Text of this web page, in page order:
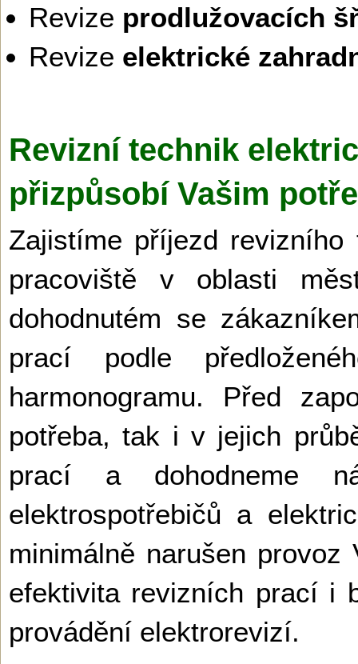
Revize prodlužovacích
Revize elektrické
Revizní technik
přizpůsobí Vašim
Zajistíme příjezd revizního
pracoviště v oblasti
dohodnutém se
prací podle
harmonogramu. Před
potřeba, tak i v jejich
prací a dohodneme
elektrospotřebičů a
minimálně narušen
efektivita revizních prací i
provádění elektrorevizí.